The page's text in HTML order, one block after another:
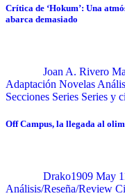
Crítica de ‘Hokum’: Una
abarca demasiado
Joan A. Rivero
Adaptación Novelas
Secciones Series Series y
Off Campus, la llegada al
Drako1909 May
Análisis/Reseña/Review